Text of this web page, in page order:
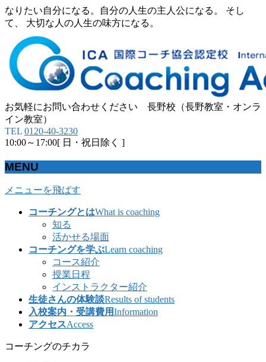
なりたい自分になる。自分の人生の主人公になる。 そし
て、 大切な人の人生の味方になる。
お気軽にお問い合わせください 長野校（長野教室・オンラ
イン教室）
TEL 0120-40-3230
10:00～17:00[ 日・祝日除く ]
MENU
メニューを飛ばす
コーチングとはWhat is coaching
知る
活かせる場面
コーチングを学ぶLearn coaching
コース紹介
授業日程
インストラクター紹介
生徒さんの体験談Results of students
入校案内・受講費用Information
アクセスAccess
コーチングのチカラ